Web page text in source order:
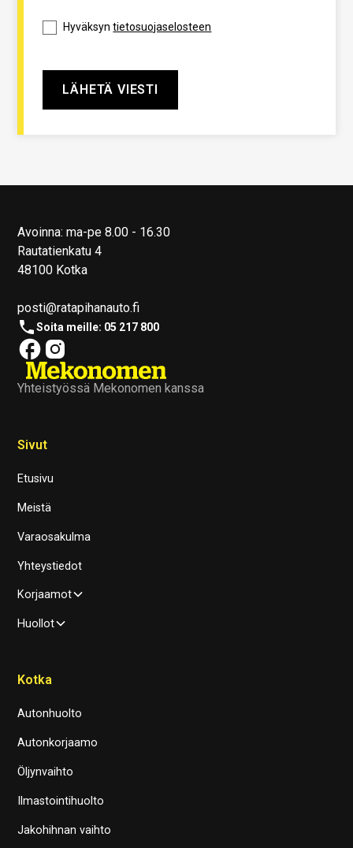
Hyväksyntietosuojaselosteen
Avoinna: ma-pe 8.00 - 16.30
Rautatienkatu 4
48100 Kotka
posti@ratapihanauto.fi
Soita meille: 05 217 800
Yhteistyössä Mekonomen kanssa
Sivut
Etusivu
Meistä
Varaosakulma
Yhteystiedot
Korjaamot
Huollot
Kotka
Autonhuolto
Autonkorjaamo
Öljynvaihto
Ilmastointihuolto
Jakohihnan vaihto